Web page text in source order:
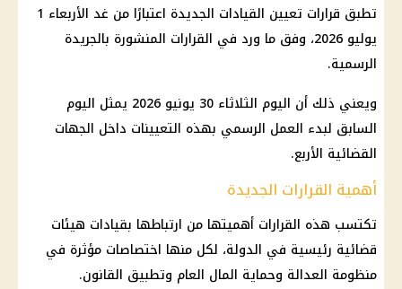
تطبق قرارات تعيين القيادات الجديدة اعتبارًا من غد الأربعاء 1
يوليو 2026، وفق ما ورد في القرارات المنشورة بالجريدة
الرسمية.
ويعني ذلك أن اليوم الثلاثاء 30 يونيو 2026 يمثل اليوم
السابق لبدء العمل الرسمي بهذه التعيينات داخل الجهات
القضائية الأربع.
أهمية القرارات الجديدة
تكتسب هذه القرارات أهميتها من ارتباطها بقيادات هيئات
قضائية رئيسية في الدولة، لكل منها اختصاصات مؤثرة في
منظومة العدالة وحماية المال العام وتطبيق القانون.